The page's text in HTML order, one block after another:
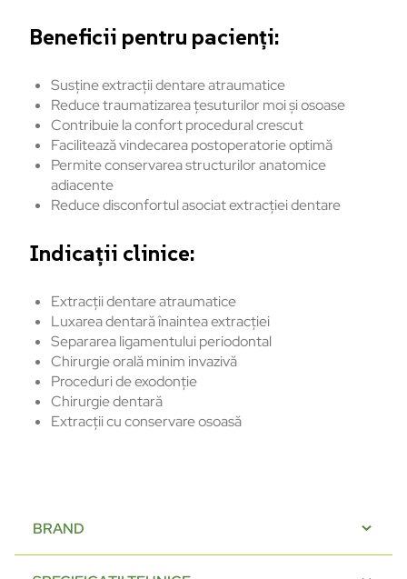
Beneficii pentru pacienți:
Susține extracții dentare atraumatice
Reduce traumatizarea țesuturilor moi și osoase
Contribuie la confort procedural crescut
Facilitează vindecarea postoperatorie optimă
Permite conservarea structurilor anatomice
adiacente
Reduce disconfortul asociat extracției dentare
Indicații clinice:
Extracții dentare atraumatice
Luxarea dentară înaintea extracției
Separarea ligamentului periodontal
Chirurgie orală minim invazivă
Proceduri de exodonție
Chirurgie dentară
Extracții cu conservare osoasă
BRAND